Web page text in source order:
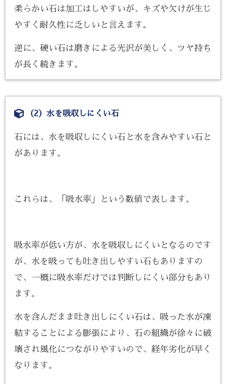
柔らかい石は加工はしやすいが、キズや欠けが生じ
やすく耐久性に乏しいと言えます。
逆に、硬い石は磨きによる光沢が美しく、ツヤ持ち
が長く続きます。
（2）水を吸収しにくい石
石には、水を吸収しにくい石と水を含みやすい石と
があります。
これらは、「吸水率」という数値で表します。
吸水率が低い方が、水を吸収しにくいとなるのです
が、水を吸っても吐き出しやすい石もありますの
で、一概に吸水率だけでは判断しにくい部分もあり
ます。
水を含んだまま吐き出しにくい石は、吸った水が凍
結することによる膨張により、石の組織が徐々に破
壊され風化につながりやすいので、経年劣化が早く
なります。